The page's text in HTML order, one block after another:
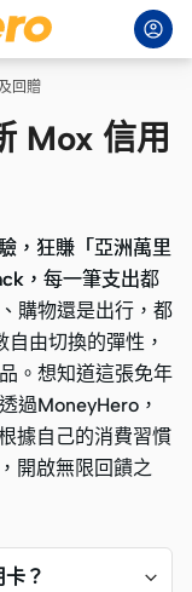
回贈
Mox 信用
，狂賺「亞洲萬里
，每一筆支出都
購物還是出行，都
由切換的彈性，
。想知道這張免年
過MoneyHero，
據自己的消費習慣
開啟無限回饋之
，狂賺「亞洲萬里
，每一筆支出都
購物還是出行，都
由切換的彈性，
。想知道這張免年
過MoneyHero，
據自己的消費習慣
開啟無限回饋之
？